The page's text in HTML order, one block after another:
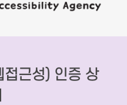
접근성) 인증 상